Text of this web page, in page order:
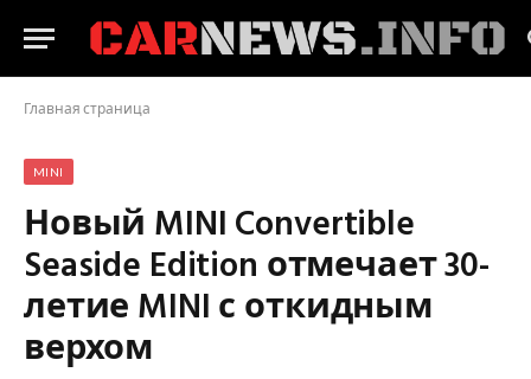
Главная страница
MINI
Новый MINI Convertible
Seaside Edition отмечает 30-
летие MINI с откидным
верхом